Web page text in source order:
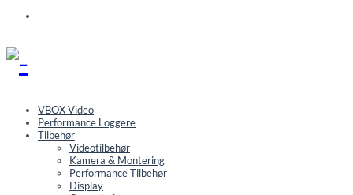
VBOX Video
Performance Loggere
Tilbehør
Videotilbehør
Kamera & Montering
Performance Tilbehør
Display